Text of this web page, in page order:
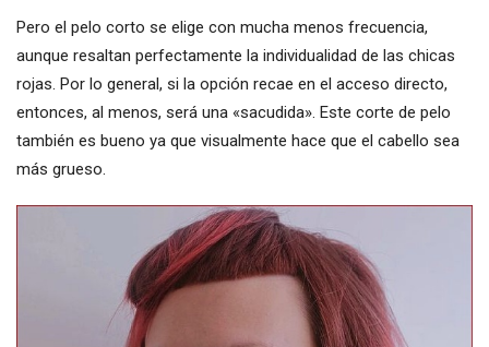
Pero el pelo corto se elige con mucha menos frecuencia,
aunque resaltan perfectamente la individualidad de las chicas
rojas. Por lo general, si la opción recae en el acceso directo,
entonces, al menos, será una «sacudida». Este corte de pelo
también es bueno ya que visualmente hace que el cabello sea
más grueso.